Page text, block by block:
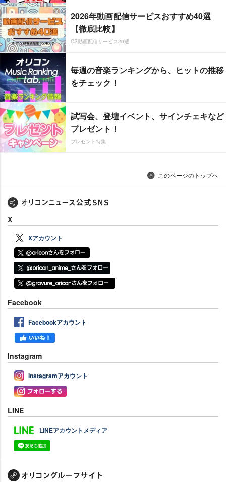
2026年動画配信サービスおすすめ40選
【徹底比較】
CS動画配信サービス20選
毎週の音楽ランキングから、ヒットの推移
をチェック！
試写会、登壇イベント、サインチェキなど
プレゼント！
プレゼント特集
このページのトップへ
X
Xアカウント
Facebook
Facebookアカウント
Instagram
Instagramアカウント
LINE
LINEアカウントメディア